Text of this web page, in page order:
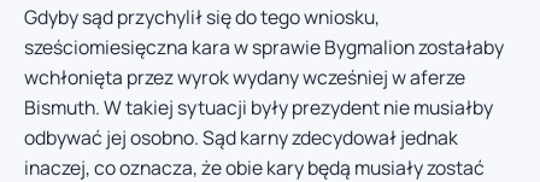
Gdyby sąd przychylił się do tego wniosku,
sześciomiesięczna kara w sprawie Bygmalion zostałaby
wchłonięta przez wyrok wydany wcześniej w aferze
Bismuth. W takiej sytuacji były prezydent nie musiałby
odbywać jej osobno. Sąd karny zdecydował jednak
inaczej, co oznacza, że obie kary będą musiały zostać